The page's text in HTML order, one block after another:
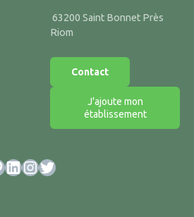
63200 Saint Bonnet Près
Riom
Contact
J'ajoute mon
établissement
LinkedIn InstagramTwitter